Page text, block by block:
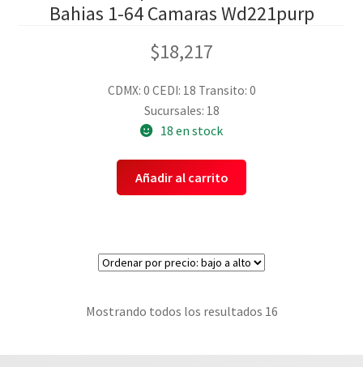
Bahias 1-64 Camaras Wd221purp
$18,217
CDMX: 0 CEDI: 18 Transito: 0
Sucursales: 18
18 en stock
Añadir al carrito
Mostrando todos los resultados 16